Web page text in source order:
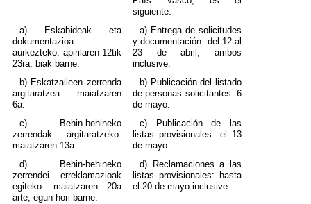
siguiente:
a) Eskabideak eta
dokumentazioa
aurkezteko: apirilaren 12tik
23ra, biak barne.
a) Entrega de solicitudes
y documentación: del 12 al
23 de abril, ambos
inclusive.
b) Eskatzaileen zerrenda
argitaratzea: maiatzaren
6a.
b) Publicación del listado
de personas solicitantes: 6
de mayo.
c) Behin-behineko
zerrendak argitaratzeko:
maiatzaren 13a.
c) Publicación de las
listas provisionales: el 13
de mayo.
d) Behin-behineko
zerrendei erreklamazioak
egiteko: maiatzaren 20a
arte, egun hori barne.
d) Reclamaciones a las
listas provisionales: hasta
el 20 de mayo inclusive.